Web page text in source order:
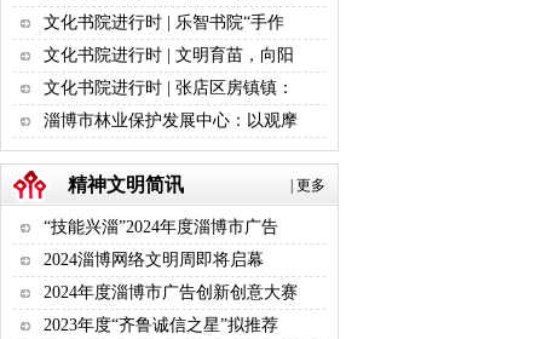
文化书院进行时 | 乐智书院“手作
文化书院进行时 | 文明育苗，向阳
文化书院进行时 | 张店区房镇镇：
淄博市林业保护发展中心：以观摩
更多
精神文明简讯
“技能兴淄”2024年度淄博市广告
2024淄博网络文明周即将启幕
2024年度淄博市广告创新创意大赛
2023年度“齐鲁诚信之星”拟推荐